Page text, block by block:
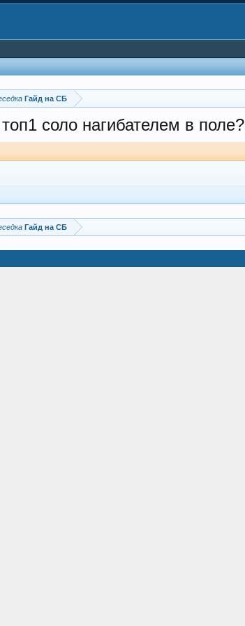
Гайд на СБ
соло нагибателем в поле?
Гайд на СБ